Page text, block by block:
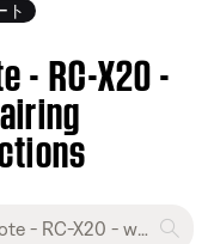
ト
- RC-X20 -